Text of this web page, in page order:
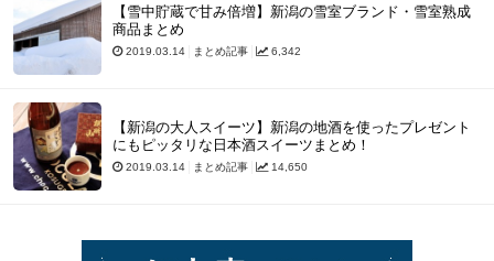
【雪中貯蔵で甘み倍増】新潟の雪室ブランド・雪室熟成
商品まとめ
2019.03.14 まとめ記事 6,342
【新潟の大人スイーツ】新潟の地酒を使ったプレゼント
にもピッタリな日本酒スイーツまとめ！
2019.03.14 まとめ記事 14,650